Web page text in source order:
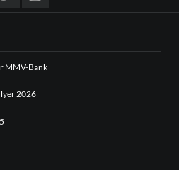
MMV-Bank
2026